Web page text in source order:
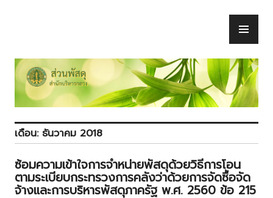
เดือน: ธันวาคม 2018
ซ้อมความเข้าใจการจำหน่ายพัสดุด้วยวิธีการโอน
ตามระเบียบกระทรวงการคลังว่าด้วยการจัดซื้อจัด
จ้างและการบริหารพัสดุภาครัฐ พ.ศ. 2560 ข้อ 215